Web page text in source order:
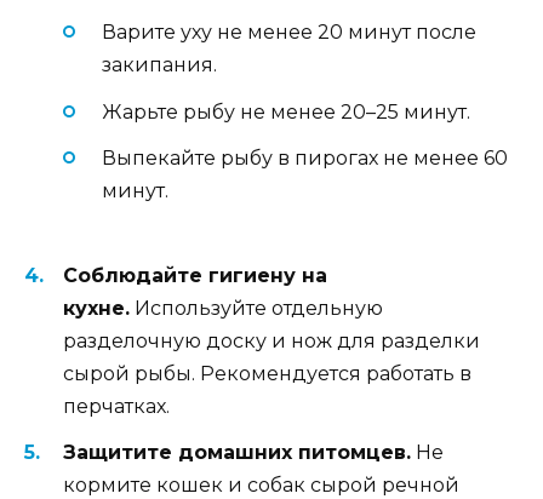
Варите уху не менее 20 минут после
закипания.
Жарьте рыбу не менее 20–25 минут.
Выпекайте рыбу в пирогах не менее 60
минут.
Соблюдайте гигиену на
кухне. Используйте отдельную
разделочную доску и нож для разделки
сырой рыбы. Рекомендуется работать в
перчатках.
Защитите домашних питомцев. Не
кормите кошек и собак сырой речной